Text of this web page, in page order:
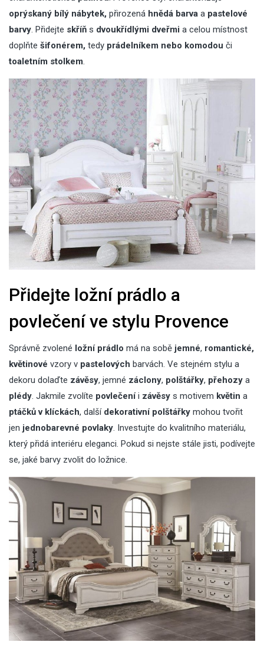
oprýskaný bílý nábytek, přirozená hnědá barva a pastelové
barvy. Přidejte skříň s dvoukřídlými dveřmi a celou místnost
doplňte šifonérem, tedy prádelníkem nebo komodou či
toaletním stolkem.
Přidejte ložní prádlo a
povlečení ve stylu Provence
Správně zvolené ložní prádlo má na sobě jemné, romantické,
květinové vzory v pastelových barvách. Ve stejném stylu a
dekoru dolaďte závěsy, jemné záclony, polštářky, přehozy a
plédy. Jakmile zvolíte povlečeníi závěsy s motivem květin a
ptáčků v klíckách, další dekorativní polštářky mohou tvořit
jen jednobarevné povlaky. Investujte do kvalitního materiálu,
který přidá interiéru eleganci. Pokud si nejste stále jisti, podívejte
se, jaké barvy zvolit do ložnice.